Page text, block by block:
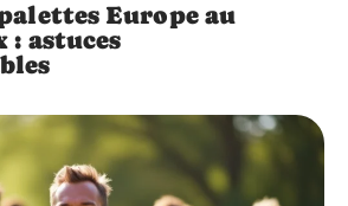
Europe au
astuces